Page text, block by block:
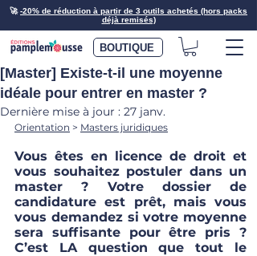
🚀-20% de réduction à partir de 3 outils achetés (hors packs
déjà remisés)
BOUTIQUE
[Master] Existe-t-il une moyenne
idéale pour entrer en master ?
Dernière mise à jour : 27 janv.
Orientation > Masters juridiques
Vous êtes en licence de droit et
vous souhaitez postuler dans un
master ? Votre dossier de
candidature est prêt, mais vous
vous demandez si votre moyenne
sera suffisante pour être pris ?
C’est LA question que tout le